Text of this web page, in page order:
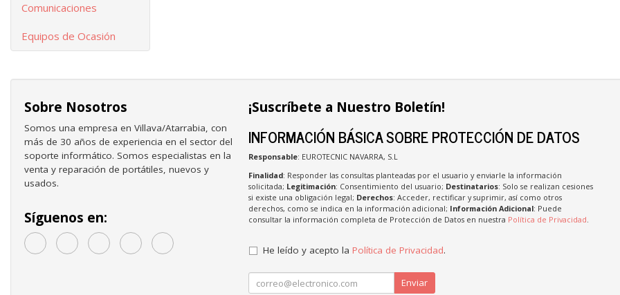
Comunicaciones
Equipos de Ocasión
Sobre Nosotros
Somos una empresa en Villava/Atarrabia, con
más de 30 años de experiencia en el sector del
soporte informático. Somos especialistas en la
venta y reparación de portátiles, nuevos y
usados.
Síguenos en:
¡Suscríbete a Nuestro Boletín!
INFORMACIÓN BÁSICA SOBRE PROTECCIÓN DE DATOS
Responsable: EUROTECNIC NAVARRA, S.L
Finalidad: Responder las consultas planteadas por el usuario y enviarle la información
solicitada; Legitimación: Consentimiento del usuario; Destinatarios: Solo se realizan cesiones
si existe una obligación legal; Derechos: Acceder, rectificar y suprimir, así como otros
derechos, como se indica en la información adicional; Información Adicional: Puede
consultar la información completa de Protección de Datos en nuestra Política de Privacidad
He leído y acepto la Política de Privacidad.
Enviar